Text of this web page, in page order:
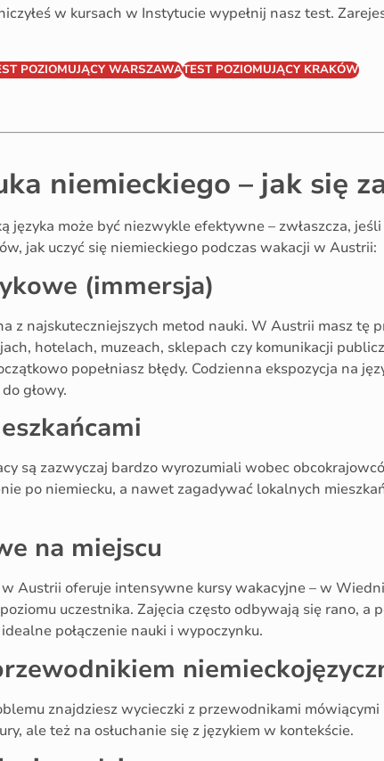
w kursach w Instytucie wypełnij nasz test.
POZIOMUJĄCY WARSZAWATEST POZIOMUJĄCY KRAKÓW
niemieckiego – jak się
języka może być niezwykle efektywne – zwłaszcza,
jak uczyć się niemieckiego podczas wakacji w Austrii:
(immersja)
z najskuteczniejszych metod nauki. W Austrii masz tę
hotelach, muzeach, sklepach czy komunikacji
popełniasz błędy. Codzienna ekspozycja na
głowy.
są zazwyczaj bardzo wyrozumiali wobec
po niemiecku, a nawet zagadywać lokalnych
na miejscu
w Austrii oferuje intensywne kursy wakacyjne – w
uczestnika. Zajęcia często odbywają się rano, a
połączenie nauki i wypoczynku.
znajdziesz wycieczki z przewodnikami
ale też na osłuchanie się z językiem w kontekście.